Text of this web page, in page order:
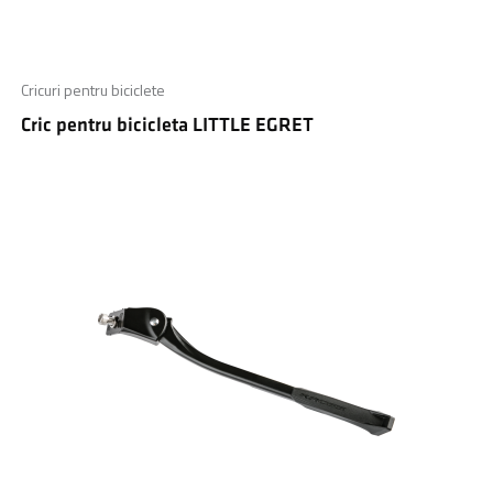
Cricuri pentru biciclete
Cric pentru bicicleta LITTLE EGRET